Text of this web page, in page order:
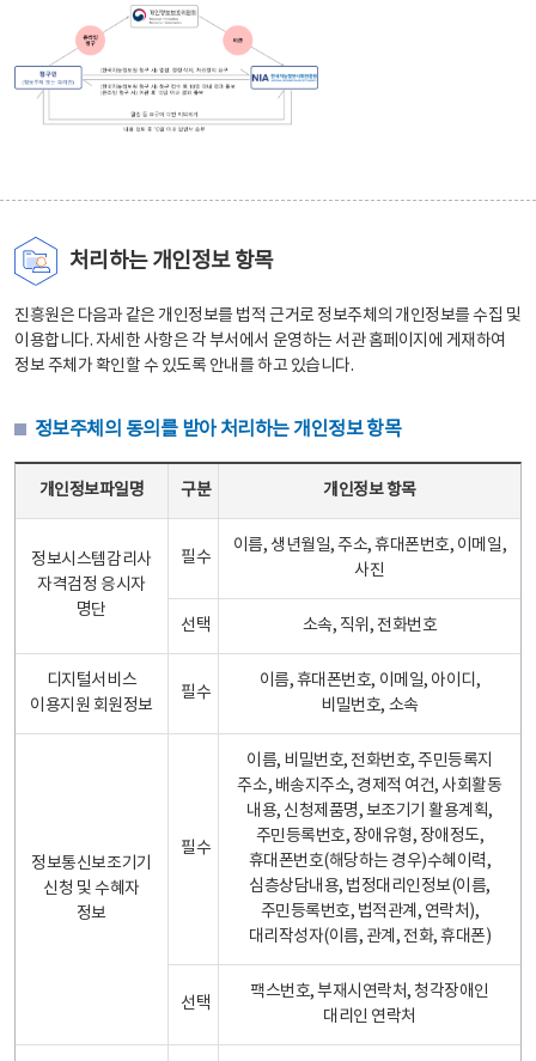
처리하는 개인정보 항목
진흥원은 다음과 같은 개인정보를 법적 근거로 정보주체의 개인정보를 수집 및
이용합니다. 자세한 사항은 각 부서에서 운영하는 서관 홈페이지에 게재하여
정보 주체가 확인할 수 있도록 안내를 하고 있습니다.
정보주체의 동의를 받아 처리하는 개인정보 항목
개인정보파일명 구분 개인정보 항목
정보시스템감리사
자격검정 응시자
명단
필수
이름, 생년월일, 주소, 휴대폰번호, 이메일,
사진
선택 소속, 직위, 전화번호
디지털서비스
이용지원 회원정보
필수
이름, 휴대폰번호, 이메일, 아이디,
비밀번호, 소속
정보통신보조기기
신청 및 수혜자
정보
필수
이름, 비밀번호, 전화번호, 주민등록지
주소, 배송지주소, 경제적 여건, 사회활동
내용, 신청제품명, 보조기기 활용계획,
주민등록번호, 장애유형, 장애정도,
휴대폰번호(해당하는 경우)수혜이력,
심층상담내용, 법정대리인정보(이름,
주민등록번호, 법적관계, 연락처),
대리작성자(이름, 관계, 전화, 휴대폰)
선택
팩스번호, 부재시연락처, 청각장애인
대리인 연락처